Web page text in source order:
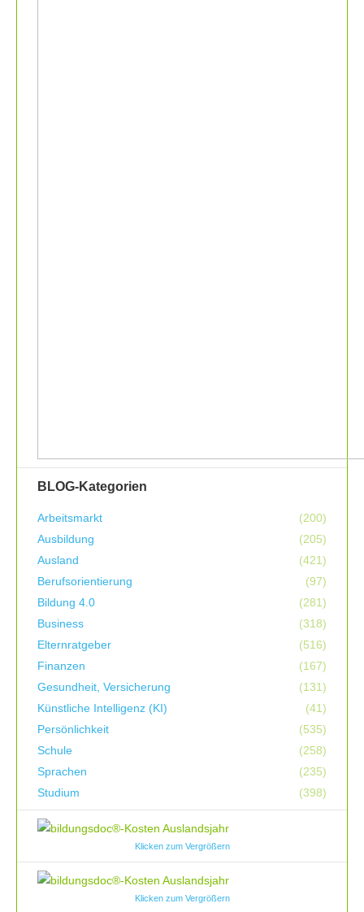
BLOG-Kategorien
Arbeitsmarkt
(200)
Ausbildung
(205)
Ausland
(421)
Berufsorientierung
(97)
Bildung 4.0
(281)
Business
(318)
Elternratgeber
(516)
Finanzen
(167)
Gesundheit, Versicherung
(131)
Künstliche Intelligenz (KI)
(41)
Persönlichkeit
(535)
Schule
(258)
Sprachen
(235)
Studium
(398)
Klicken zum Vergrößern
Klicken zum Vergrößern